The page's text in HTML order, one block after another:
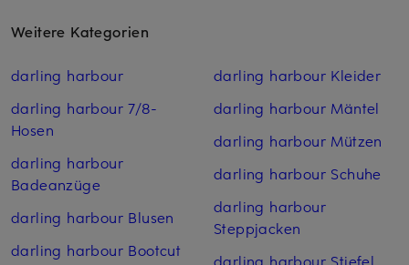
Weitere Kategorien
darling harbour
darling harbour 7/8-
Hosen
darling harbour
Badeanzüge
darling harbour Blusen
darling harbour Bootcut
darling harbour Kleider
darling harbour Mäntel
darling harbour Mützen
darling harbour Schuhe
darling harbour
Steppjacken
darling harbour Stiefel